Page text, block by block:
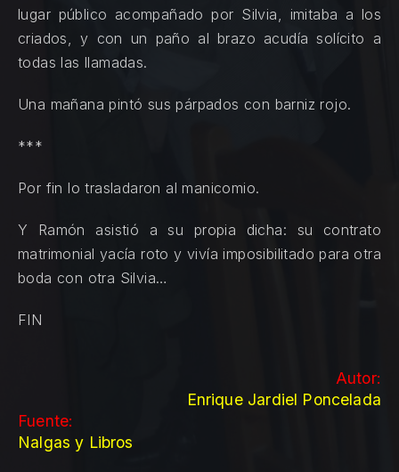
lugar público acompañado por Silvia, imitaba a los
criados, y con un paño al brazo acudía solícito a
todas las llamadas.
Una mañana pintó sus párpados con barniz rojo.
***
Por fin lo trasladaron al manicomio.
Y Ramón asistió a su propia dicha: su contrato
matrimonial yacía roto y vivía imposibilitado para otra
boda con otra Silvia…
FIN
Autor:
Enrique Jardiel Poncelada
Fuente:
Nalgas y Libros